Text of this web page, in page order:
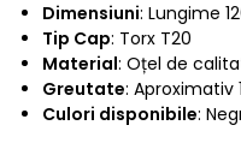
Dimensiuni: Lungime
Tip Cap: Torx T20
Material: Oțel de
Greutate: Aproximativ
Culori disponibile: